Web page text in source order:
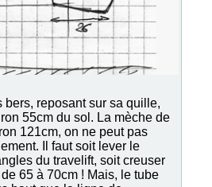
bers, reposant sur sa quille,
55cm du sol. La mèche de
121cm, on ne peut pas
Il faut soit lever le
du travelift, soit creuser
65 à 70cm ! Mais, le tube